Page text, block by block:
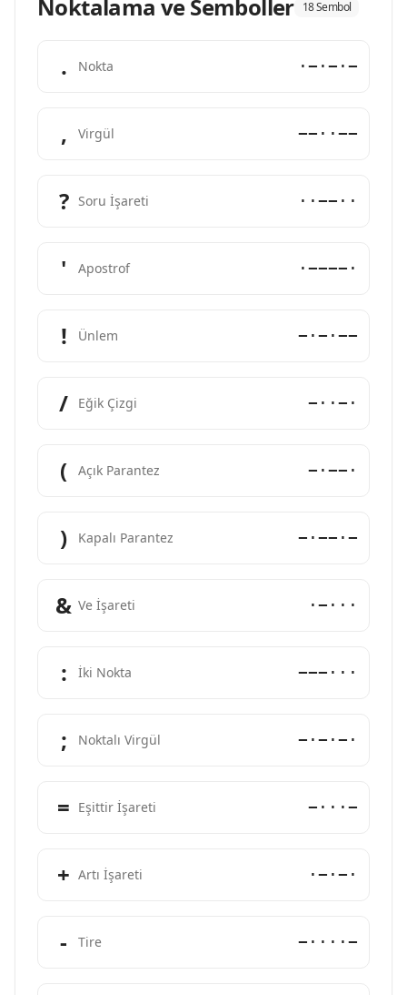
Noktalama ve Semboller 18 Sembol
. Nokta ·−·−·−
, Virgül −−··−−
? Soru İşareti ··−−··
' Apostrof ·−−−−·
! Ünlem −·−·−−
/ Eğik Çizgi −··−·
( Açık Parantez −·−−·
) Kapalı Parantez −·−−·−
& Ve İşareti ·−···
: İki Nokta −−−···
; Noktalı Virgül −·−·−·
= Eşittir İşareti −···−
+ Artı İşareti ·−·−·
- Tire −····−